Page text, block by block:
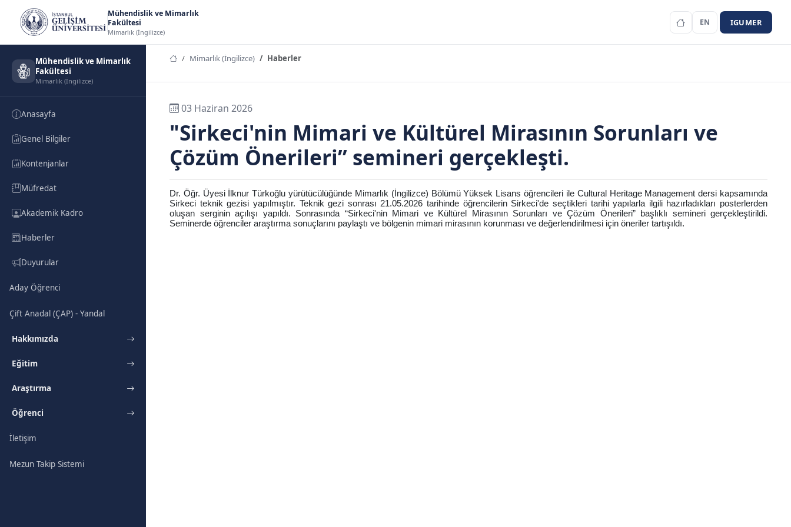
Mühendislik ve Mimarlık
Fakültesi
Mimarlık (İngilizce)
EN IGUMER
Mühendislik ve Mimarlık
Fakültesi
Mimarlık (İngilizce)
Anasayfa
Genel Bilgiler
Kontenjanlar
Müfredat
Akademik Kadro
Haberler
Duyurular
Aday Öğrenci
Çift Anadal (ÇAP) - Yandal
Hakkımızda
Eğitim
Araştırma
Öğrenci
İletişim
Mezun Takip Sistemi
Mimarlık (İngilizce) Haberler
03 Haziran 2026
"Sirkeci'nin Mimari ve Kültürel Mirasının Sorunları ve
Çözüm Önerileri” semineri gerçekleşti.
Dr. Öğr. Üyesi İlknur Türkoğlu yürütücülüğünde Mimarlık (İngilizce) Bölümü Yüksek Lisans öğrencileri ile Cultural Heritage Management dersi kapsamında
Sirkeci teknik gezisi yapılmıştır. Teknik gezi sonrası 21.05.2026 tarihinde öğrencilerin Sirkeci'de seçtikleri tarihi yapılarla ilgili hazırladıkları posterlerden
oluşan serginin açılışı yapıldı. Sonrasında “Sirkeci'nin Mimari ve Kültürel Mirasının Sorunları ve Çözüm Önerileri” başlıklı semineri gerçekleştirildi.
Seminerde öğrenciler araştırma sonuçlarını paylaştı ve bölgenin mimari mirasının korunması ve değerlendirilmesi için öneriler tartışıldı.